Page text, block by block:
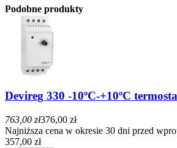
Podobne produkty
Devireg 330 -10ºC-+10ºC
763,00 zł376,00 zł
Najniższa cena w okresie 30 dni przed
357,00 zł